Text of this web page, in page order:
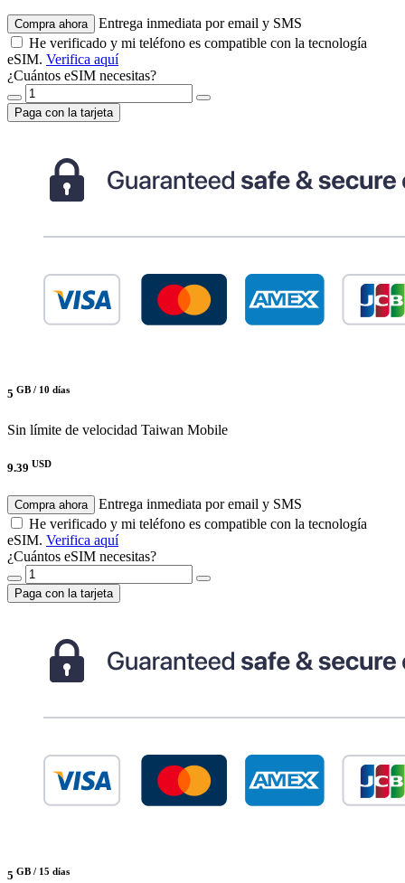
Compra ahora
Entrega inmediata por email y SMS
He verificado y mi teléfono es compatible con la tecnología
eSIM. Verifica aquí
¿Cuántos eSIM necesitas?
Paga con la tarjeta
5 GB / 10 días
Sin límite de velocidad Taiwan Mobile
9.39 USD
Compra ahora
Entrega inmediata por email y SMS
He verificado y mi teléfono es compatible con la tecnología
eSIM. Verifica aquí
¿Cuántos eSIM necesitas?
Paga con la tarjeta
5 GB / 15 días